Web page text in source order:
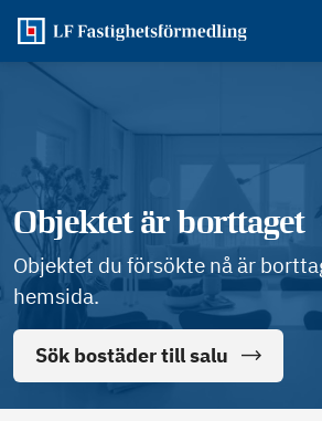
Objektet är borttaget
Objektet du försökte nå är
hemsida.
Sök bostäder till salu